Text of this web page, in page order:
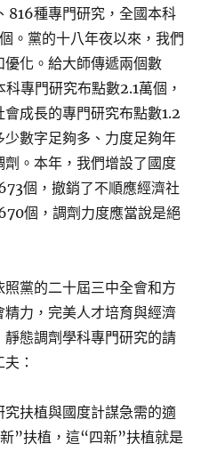
816種專門研究，全國本科
。黨的十八年夜以來，我們
化。給大師傳遞兩個數
專門研究布點數2.1萬個，
成長的專門研究布點數1.2
數字足夠多、力度足夠年
。本年，我們增設了國度
個，撤銷了不順應經濟社
個，調劑力度應當說是絕
黨的二十屆三中全會和方
力，完美人才培育與經濟
態調劑學科專門研究的請
：
扶植與國度計謀急需的適
”扶植，這“四新”扶植就是